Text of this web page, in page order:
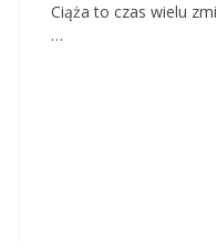
Ciąża to czas wielu
…